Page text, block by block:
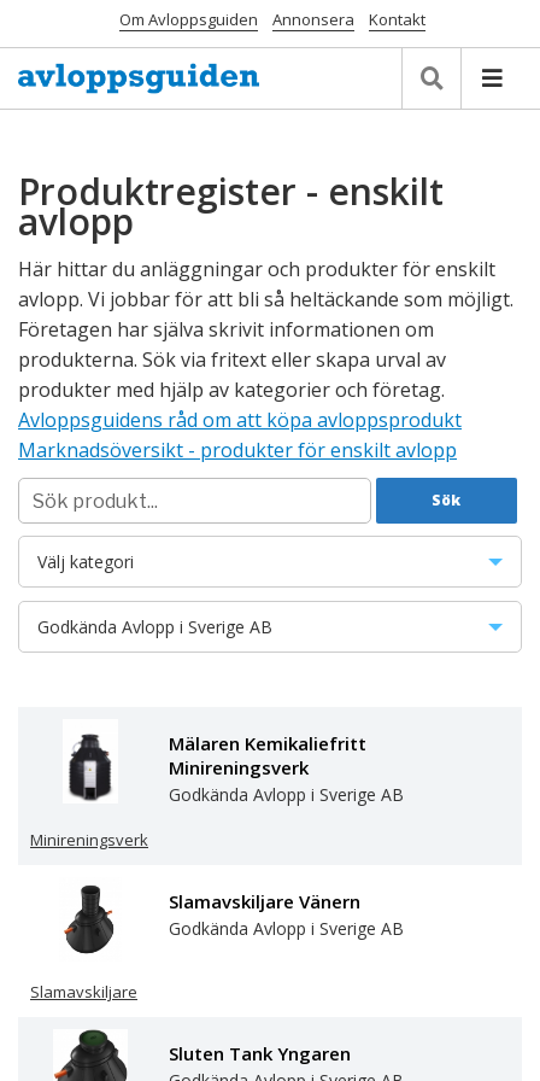
Om Avloppsguiden Annonsera Kontakt
Produktregister - enskilt
avlopp
Här hittar du anläggningar och produkter för enskilt
avlopp. Vi jobbar för att bli så heltäckande som möjligt.
Företagen har själva skrivit informationen om
produkterna. Sök via fritext eller skapa urval av
produkter med hjälp av kategorier och företag.
Avloppsguidens råd om att köpa avloppsprodukt
Marknadsöversikt - produkter för enskilt avlopp
Välj kategori
Markbaserad rening
Minireningsverk
Förbehandling
Slamavskiljare
Slutna tankar
Toaletter
Godkända Avlopp i Sverige AB
Alnarp Cleanwater Technology AB
Avalon Nordic AB
BioKube
Cinderella Eco Sverige AB
Cipax AB
DiaPure AB
Mälaren Kemikaliefritt
Minireningsverk
Godkända Avlopp i Sverige AB
Minireningsverk
Slamavskiljare Vänern
Godkända Avlopp i Sverige AB
Slamavskiljare
Sluten Tank Yngaren